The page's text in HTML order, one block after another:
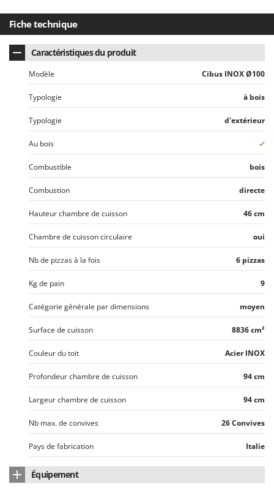
Fiche technique
Caractéristiques du produit
Modèle Cibus INOX Ø100
Typologie à bois
Typologie d'extérieur
Au bois
Combustible bois
Combustion directe
Hauteur chambre de cuisson 46 cm
Chambre de cuisson circulaire oui
Nb de pizzas à la fois 6 pizzas
Kg de pain 9
Catégorie générale par dimensions moyen
Surface de cuisson 8836 cm²
Couleur du toit Acier INOX
Profondeur chambre de cuisson 94 cm
Largeur chambre de cuisson 94 cm
Nb max. de convives 26 Convives
Pays de fabrication Italie
Équipement